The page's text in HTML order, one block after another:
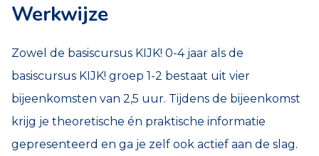
Werkwijze
Zowel de basiscursus KIJK! 0-4 jaar als de
basiscursus KIJK! groep 1-2 bestaat uit vier
bijeenkomsten van 2,5 uur. Tijdens de bijeenkomst
krijg je theoretische én praktische informatie
gepresenteerd en ga je zelf ook actief aan de slag.